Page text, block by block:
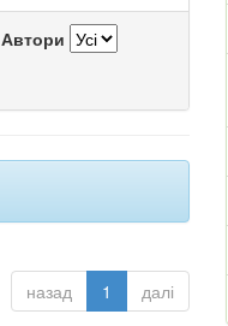
Автори
назад 1 далі